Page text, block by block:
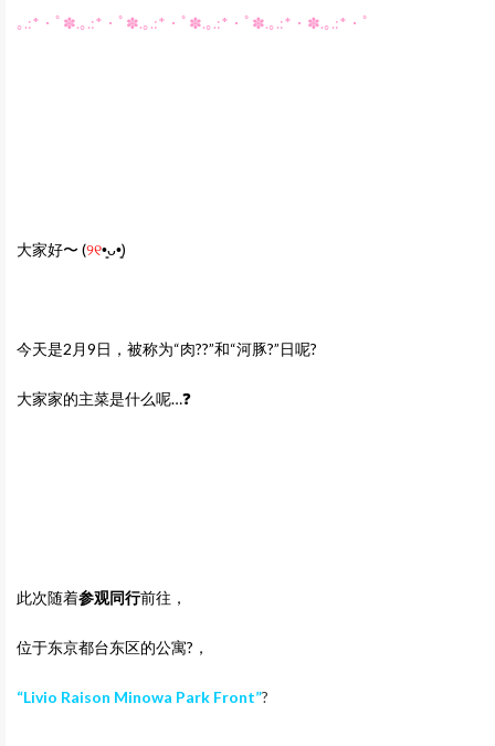
｡.:*・ﾟ✽.｡.:*・ﾟ✽.｡.:*・ﾟ✽.｡.:*・ﾟ✽.｡.:*・✽.｡.:*・ﾟ
大家好〜 (୨୧•͈ᴗ•͈)
今天是2月9日，被称为“肉??”和“河豚?”日呢?
大家家的主菜是什么呢…❓
此次随着参观同行前往，
位于东京都台东区的公寓?，
“Livio Raison Minowa Park Front”?